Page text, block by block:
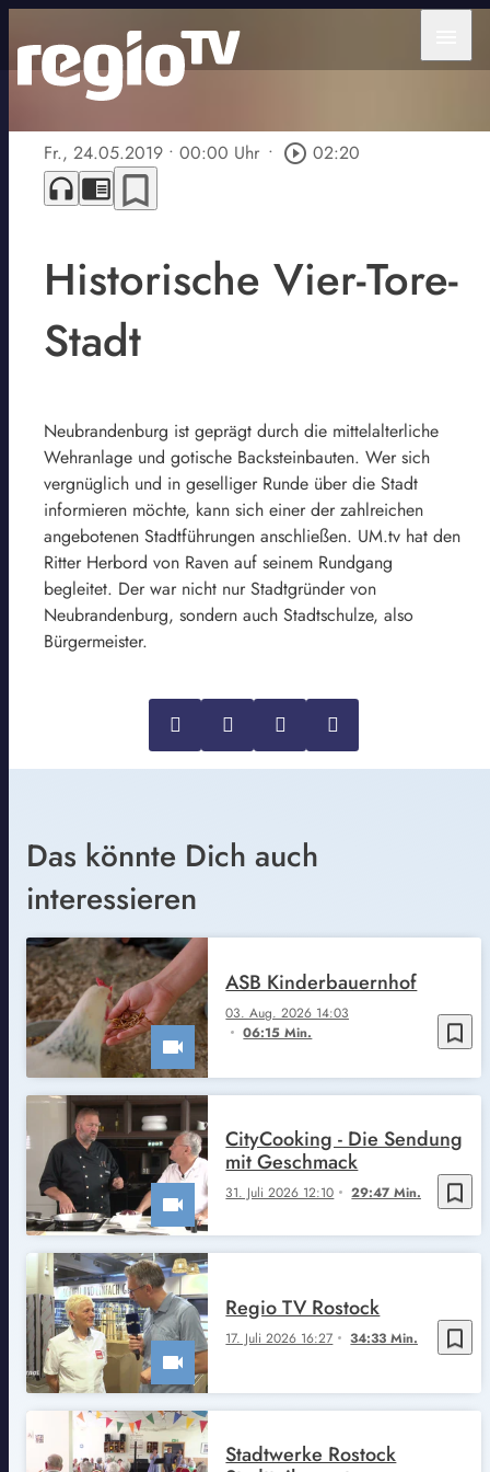
Fr., 24.05.2019 • 00:00 Uhr • play_circle_outline 02:20
headphones chrome_reader_mode bookmark_border
Historische Vier-Tore-
Stadt
Neubrandenburg ist geprägt durch die mittelalterliche
Wehranlage und gotische Backsteinbauten. Wer sich
vergnüglich und in geselliger Runde über die Stadt
informieren möchte, kann sich einer der zahlreichen
angebotenen Stadtführungen anschließen. UM.tv hat den
Ritter Herbord von Raven auf seinem Rundgang
begleitet. Der war nicht nur Stadtgründer von
Neubrandenburg, sondern auch Stadtschulze, also
Bürgermeister.
Das könnte Dich auch
interessieren
bookmark_border
03. Aug. 2026 14:03
06:15 Min.
ASB Kinderbauernhof
bookmark_border
31. Juli 2026 12:10 29:47 Min.
CityCooking - Die Sendung
mit Geschmack
bookmark_border
17. Juli 2026 16:27 34:33 Min.
Regio TV Rostock
Stadtwerke Rostock